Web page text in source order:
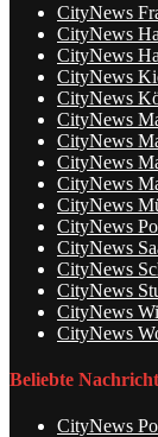
CityNews
CityNews
CityNews
CityNews
CityNews
CityNews
CityNews
CityNews
CityNews
CityNews
CityNews
CityNews
CityNews
CityNews
CityNews
CityNews
Beliebte
CityNews